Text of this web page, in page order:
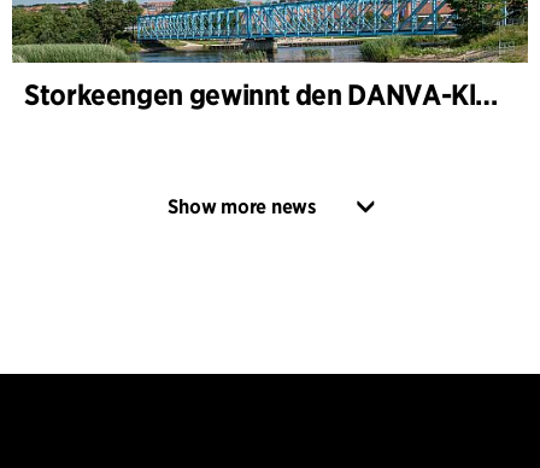
Storkeengen gewinnt den DANVA-Klimapreis 2025 – und baut auf bisherigen Architektur- Auszeichnungen auf
Show more news